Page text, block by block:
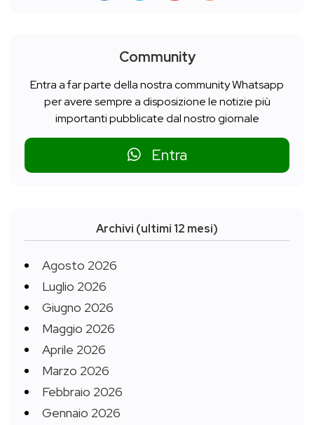
Community
Entra a far parte della nostra community Whatsapp
per avere sempre a disposizione le notizie più
importanti pubblicate dal nostro giornale
Entra
Archivi (ultimi 12 mesi)
Agosto 2026
Luglio 2026
Giugno 2026
Maggio 2026
Aprile 2026
Marzo 2026
Febbraio 2026
Gennaio 2026